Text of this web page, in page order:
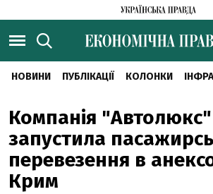
НОВИНИ ПУБЛІКАЦІЇ КОЛОНКИ
Компанія "Автолюкс"
запустила
перевезення в
Крим